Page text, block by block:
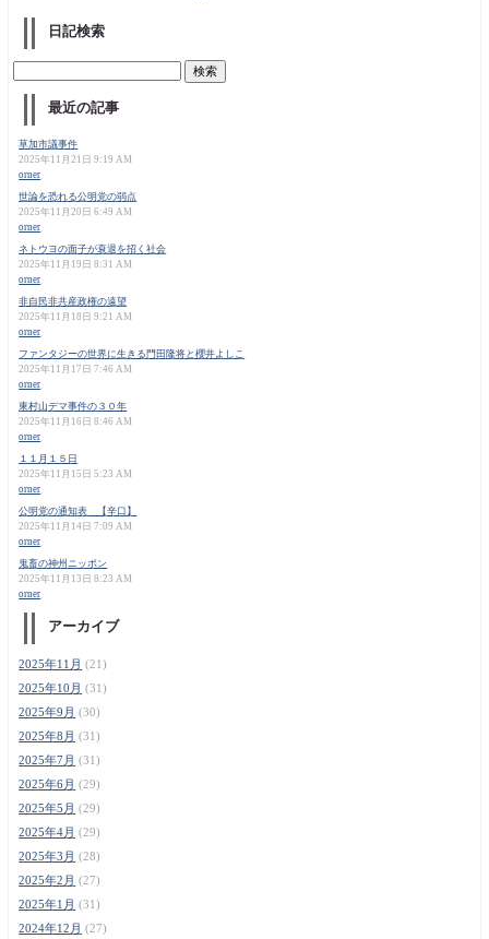
日記検索
最近の記事
草加市議事件
2025年11月21日 9:19 AM
orner
世論を恐れる公明党の弱点
2025年11月20日 6:49 AM
orner
ネトウヨの面子が衰退を招く社会
2025年11月19日 8:31 AM
orner
非自民非共産政権の遠望
2025年11月18日 9:21 AM
orner
ファンタジーの世界に生きる門田隆将と櫻井よしこ
2025年11月17日 7:46 AM
orner
東村山デマ事件の３０年
2025年11月16日 8:46 AM
orner
１１月１５日
2025年11月15日 5:23 AM
orner
公明党の通知表 【辛口】
2025年11月14日 7:09 AM
orner
鬼畜の神州ニッポン
2025年11月13日 8:23 AM
orner
アーカイブ
2025年11月 (21)
2025年10月 (31)
2025年9月 (30)
2025年8月 (31)
2025年7月 (31)
2025年6月 (29)
2025年5月 (29)
2025年4月 (29)
2025年3月 (28)
2025年2月 (27)
2025年1月 (31)
2024年12月 (27)